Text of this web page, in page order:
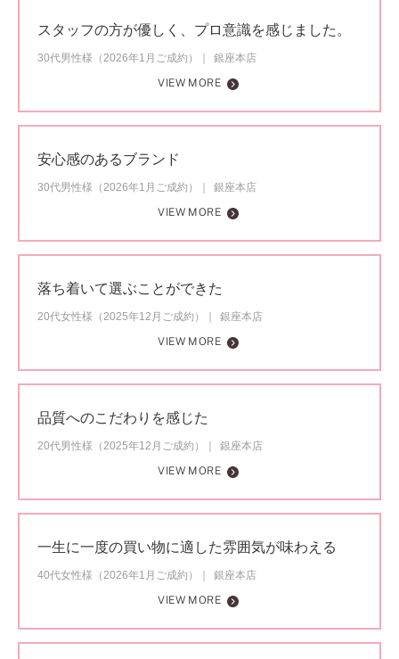
スタッフの方が優しく、プロ意識を感じました。
30代男性様（2026年1月ご成約）
銀座本店
VIEW MORE
安心感のあるブランド
30代男性様（2026年1月ご成約）
銀座本店
VIEW MORE
落ち着いて選ぶことができた
20代女性様（2025年12月ご成約）
銀座本店
VIEW MORE
品質へのこだわりを感じた
20代男性様（2025年12月ご成約）
銀座本店
VIEW MORE
一生に一度の買い物に適した雰囲気が味わえる
40代女性様（2026年1月ご成約）
銀座本店
VIEW MORE